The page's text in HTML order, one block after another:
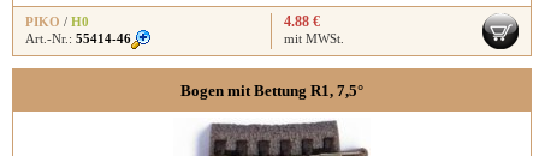
PIKO / H0
Art.-Nr.: 55414-46
4.88 €
mit MWSt.
Bogen mit Bettung R1, 7,5°